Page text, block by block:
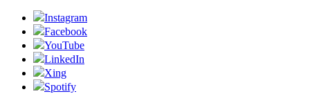
Instagram
Facebook
YouTube
LinkedIn
Xing
Spotify